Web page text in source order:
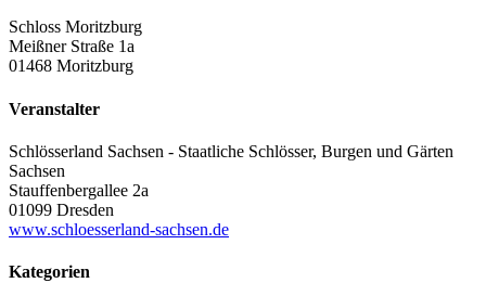
Schloss Moritzburg
Meißner Straße 1a
01468 Moritzburg
Veranstalter
Schlösserland Sachsen - Staatliche Schlösser, Burgen und Gärten
Sachsen
Stauffenbergallee 2a
01099 Dresden
www.schloesserland-sachsen.de
Kategorien